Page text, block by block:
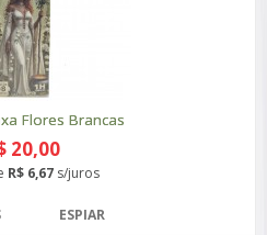
Flores Brancas
20,00
R$ 6,67s/juros
ESPIAR